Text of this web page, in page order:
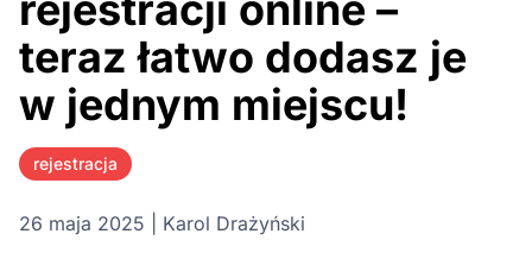
teraz łatwo dodasz je
w jednym miejscu!
rejestracja
26 maja 2025 | Karol Drażyński